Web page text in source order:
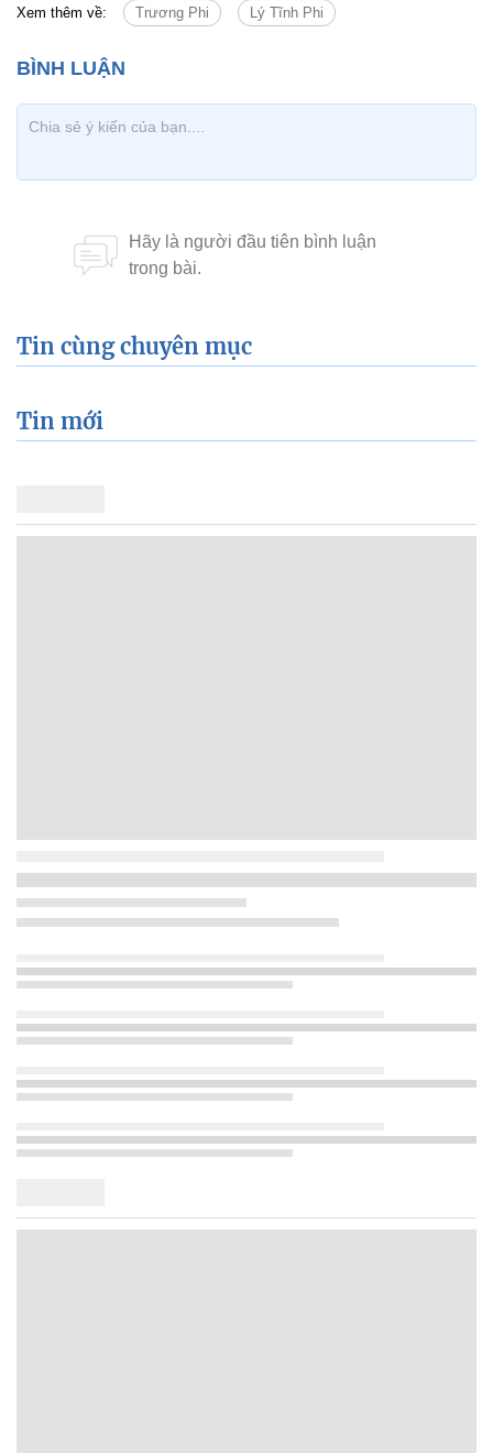
Xem thêm về: Trương Phi Lý Tĩnh Phi
Tin cùng chuyên mục
Tin mới